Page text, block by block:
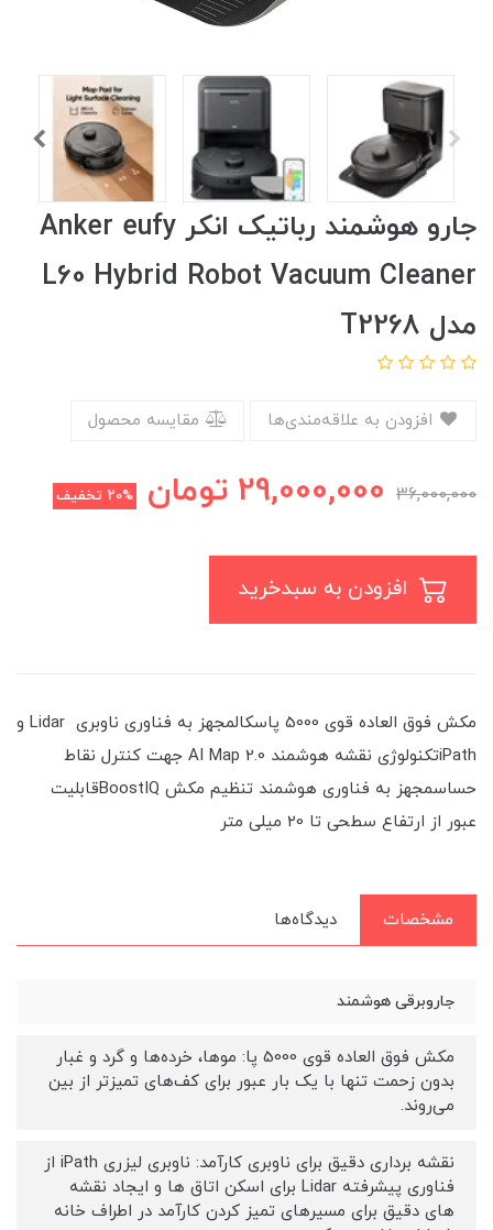
جارو هوشمند رباتیک انکر Anker eufy
L60 Hybrid Robot Vacuum Cleaner
مدل T2268
مقایسه محصول
36,000,000
29,000,000 تومان 20% تخفیف
مکش فوق العاده قوی 5000 پاسکالمجهز به فناوری ناوبری Lidar و
iPathتکنولوژی نقشه هوشمند AI Map 2.0 جهت کنترل نقاط
حساسمجهز به فناوری هوشمند تنظیم مکش BoostIQقابلیت
عبور از ارتفاع سطحی تا 20 میلی متر
مشخصات دیدگاه‌ها
جاروبرقی هوشمند
مکش فوق العاده قوی 5000 پا: موها، خرده‌ها و گرد و غبار
بدون زحمت تنها با یک بار عبور برای کف‌های تمیزتر از بین
می‌روند.
نقشه برداری دقیق برای ناوبری کارآمد: ناوبری لیزری iPath از
فناوری پیشرفته Lidar برای اسکن اتاق ها و ایجاد نقشه
های دقیق برای مسیرهای تمیز کردن کارآمد در اطراف خانه